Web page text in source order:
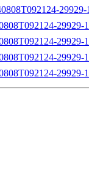
29929-
29929-
29929-